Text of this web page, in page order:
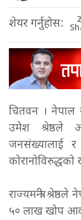
शेयर गर्नुहोस:
चितवन । नेपाल
उमेश श्रेष्ठले
जनसंख्यालाई र
राज्यमन्त्री
५० लाख खोप